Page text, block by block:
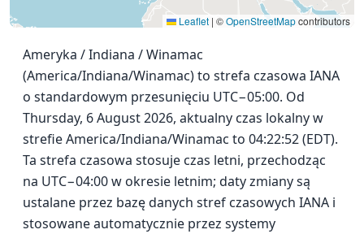
Leaflet | ©OpenStreetMapcontributors
Ameryka / Indiana / Winamac
(America/Indiana/Winamac) to strefa czasowa IANA
o standardowym przesunięciu UTC−05:00. Od
Thursday, 6 August 2026, aktualny czas lokalny w
strefie America/Indiana/Winamac to 04:22:52 (EDT).
Ta strefa czasowa stosuje czas letni, przechodząc
na UTC−04:00 w okresie letnim; daty zmiany są
ustalane przez bazę danych stref czasowych IANA i
stosowane automatycznie przez systemy